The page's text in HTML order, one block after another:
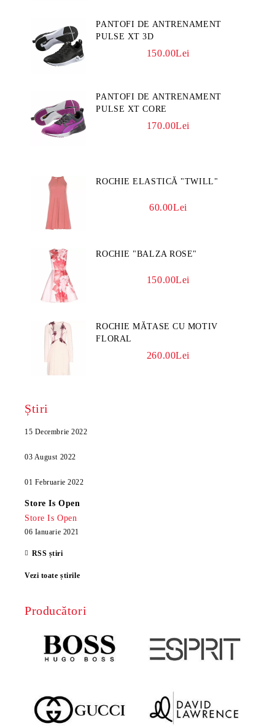
PANTOFI DE ANTRENAMENT
PULSE XT 3D
150.00Lei
PANTOFI DE ANTRENAMENT
PULSE XT CORE
170.00Lei
ROCHIE ELASTICĂ "TWILL"
60.00Lei
ROCHIE "BALZA ROSE"
150.00Lei
ROCHIE MĂTASE CU MOTIV
FLORAL
260.00Lei
Știri
15 Decembrie 2022
03 August 2022
01 Februarie 2022
Store Is Open
Store Is Open
06 Ianuarie 2021
RSS știri
Vezi toate știrile
Producători